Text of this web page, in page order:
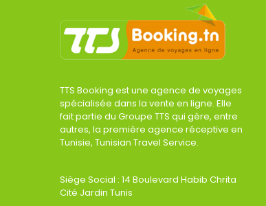
TTS Booking est une agence de voyages
spécialisée dans la vente en ligne. Elle
fait partie du Groupe TTS qui gère, entre
autres, la première agence réceptive en
Tunisie, Tunisian Travel Service.
Siège Social : 14 Boulevard Habib Chrita
Cité Jardin Tunis